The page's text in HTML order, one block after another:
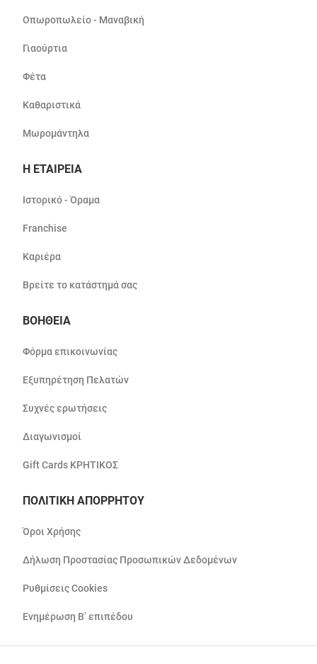
Οπωροπωλείο - Μαναβική
Γιαούρτια
Φέτα
Καθαριστικά
Μωρομάντηλα
Η ΕΤΑΙΡΕΙΑ
Ιστορικό - Όραμα
Franchise
Καριέρα
Βρείτε το κατάστημά σας
ΒΟΗΘΕΙΑ
Φόρμα επικοινωνίας
Εξυπηρέτηση Πελατών
Συχνές ερωτήσεις
Διαγωνισμοί
Gift Cards ΚΡΗΤΙΚΟΣ
ΠΟΛΙΤΙΚΗ ΑΠΟΡΡΗΤΟΥ
Όροι Χρήσης
Δήλωση Προστασίας Προσωπικών Δεδομένων
Ρυθμίσεις Cookies
Ενημέρωση Β’ επιπέδου